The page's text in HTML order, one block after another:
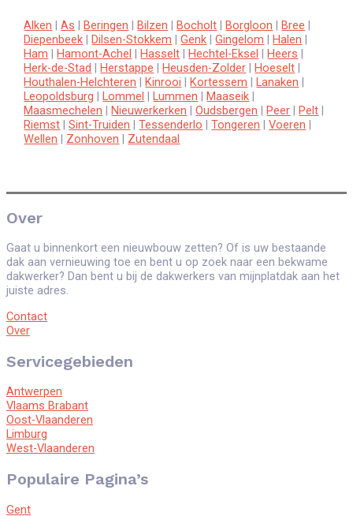
Alken |As |Beringen |Bilzen |Bocholt |Borgloon |Bree |
Diepenbeek |Dilsen-Stokkem |Genk |Gingelom |Halen |
Ham |Hamont-Achel |Hasselt |Hechtel-Eksel |Heers |
Herk-de-Stad |Herstappe |Heusden-Zolder |Hoeselt |
Houthalen-Helchteren |Kinrooi |Kortessem |Lanaken |
Leopoldsburg |Lommel |Lummen |Maaseik |
Maasmechelen |Nieuwerkerken |Oudsbergen |Peer |Pelt |
Riemst |Sint-Truiden |Tessenderlo |Tongeren |Voeren |
Wellen | Zonhoven | Zutendaal
Over
Gaat u binnenkort een nieuwbouw zetten? Of is uw bestaande
dak aan vernieuwing toe en bent u op zoek naar een bekwame
dakwerker? Dan bent u bij de dakwerkers van mijnplatdak aan het
juiste adres.
Contact
Over
Servicegebieden
Antwerpen
Vlaams Brabant
Oost-Vlaanderen
Limburg
West-Vlaanderen
Populaire Pagina’s
Gent